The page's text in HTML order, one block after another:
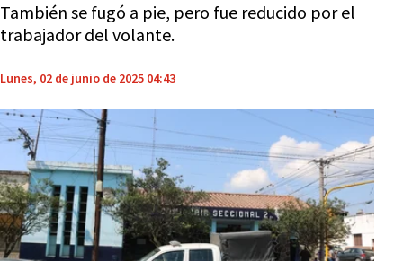
También se fugó a pie, pero fue reducido por el
trabajador del volante.
Lunes, 02 de junio de 2025 04:43